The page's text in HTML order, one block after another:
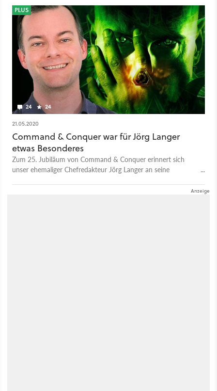
24 24
PLUS
21.05.2020
Command & Conquer war für Jörg Langer
etwas Besonderes
Zum 25. Jubiläum von Command & Conquer erinnert sich
unser ehemaliger Chefredakteur Jörg Langer an seine